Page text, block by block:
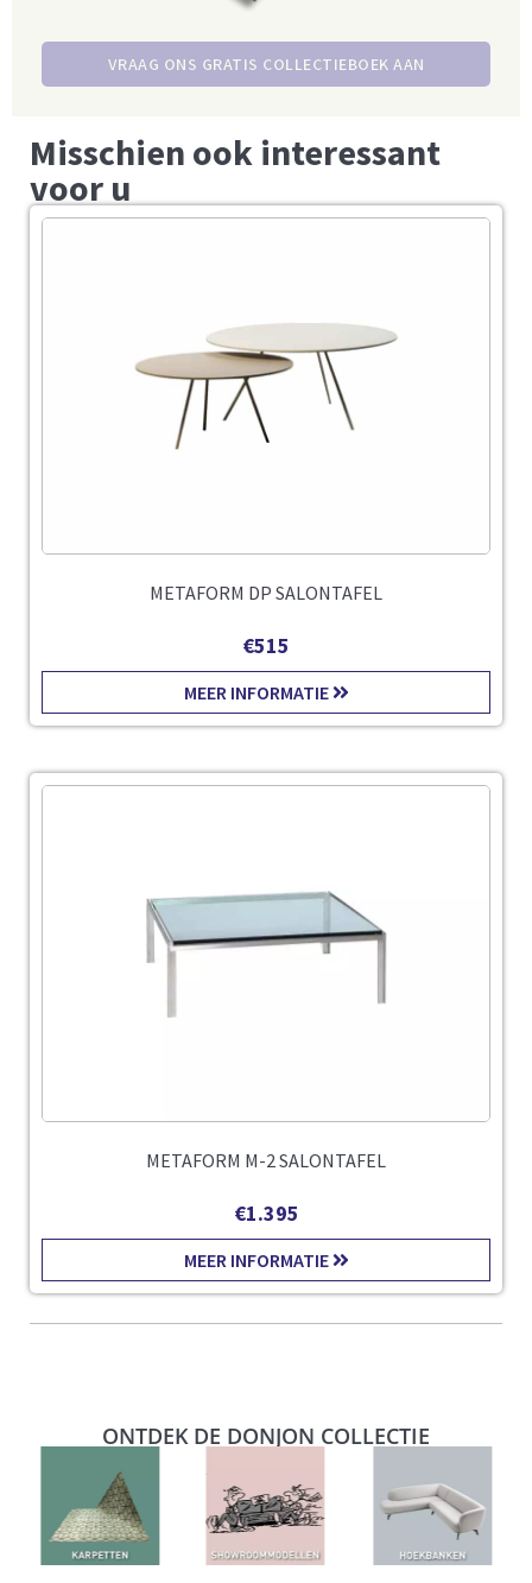
VRAAG ONS GRATIS COLLECTIEBOEK AAN
Misschien ook interessant
voor u
METAFORM DP SALONTAFEL
€515
MEER INFORMATIE
METAFORM M-2 SALONTAFEL
€1.395
MEER INFORMATIE
ONTDEK DE DONJON COLLECTIE